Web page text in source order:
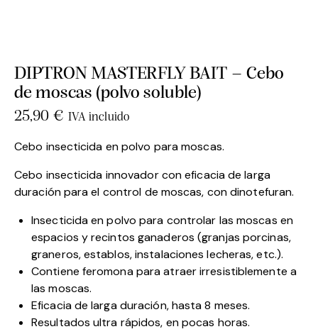
DIPTRON MASTERFLY BAIT – Cebo
de moscas (polvo soluble)
25,90 € IVA incluido
Cebo insecticida en polvo para moscas.
Cebo insecticida innovador con eficacia de larga
duración para el control de moscas, con dinotefuran.
Insecticida en polvo para controlar las moscas en
espacios y recintos ganaderos (granjas porcinas,
graneros, establos, instalaciones lecheras, etc.).
Contiene feromona para atraer irresistiblemente a
las moscas.
Eficacia de larga duración, hasta 8 meses.
Resultados ultra rápidos, en pocas horas.